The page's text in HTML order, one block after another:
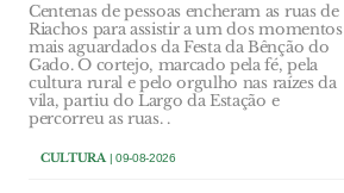
Centenas de pessoas encheram as ruas de
Riachos para assistir a um dos momentos
mais aguardados da Festa da Bênção do
Gado. O cortejo, marcado pela fé, pela
cultura rural e pelo orgulho nas raízes da
vila, partiu do Largo da Estação e
percorreu as ruas. .
CULTURA | 09-08-2026